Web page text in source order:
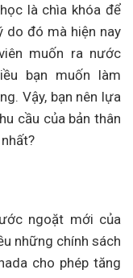
là chìa khóa để
do đó mà hiện nay
muốn ra nước
bạn muốn làm
Vậy, bạn nên lựa
cầu của bản thân
ngoặt mới của
những chính sách
cho phép tăng